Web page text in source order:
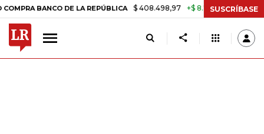
BANCO DE LA REPÚBLICA $ 408.498,97 +$ 8.753,81 +2,19% TASA
SUSCRÍBASE